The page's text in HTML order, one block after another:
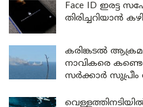
Face ID ഇരട്ട
തിരിച്ചറിയാൻ
കരിങ്കടൽ
നാവികരെ
സർക്കാർ